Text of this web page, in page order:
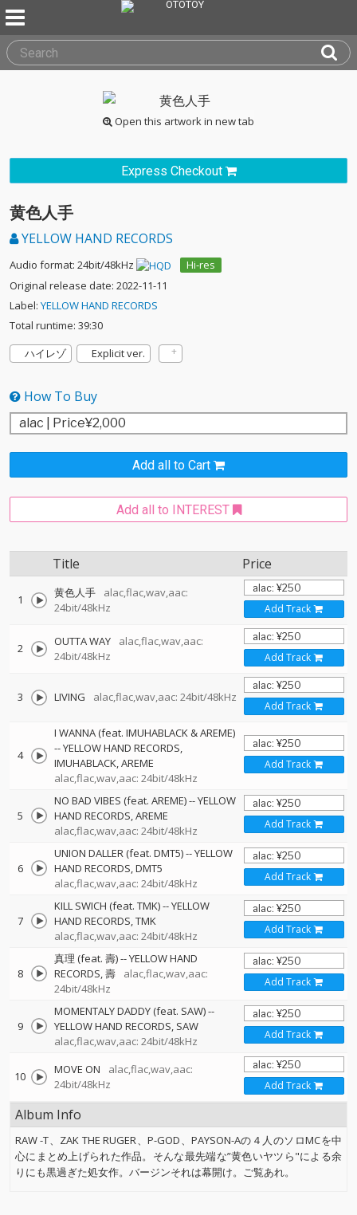
Open this artwork in new tab
Express Checkout
黄色人手
YELLOW HAND RECORDS
Audio format: 24bit/48kHz
Hi-res
Original release date: 2022-11-11
Label: YELLOW HAND RECORDS
Total runtime: 39:30
ハイレゾ
Explicit ver.
How To Buy
Add all to Cart
Add all to INTEREST
Title Price
1 黄色人手
alac,flac,wav,aac:
24bit/48kHz
Add Track
2 OUTTA WAY
alac,flac,wav,aac:
24bit/48kHz
Add Track
3 LIVING alac,flac,wav,aac: 24bit/48kHz
Add Track
4
I WANNA (feat. IMUHABLACK & AREME)
--YELLOW HAND RECORDS
IMUHABLACK AREME
alac,flac,wav,aac: 24bit/48kHz
Add Track
5
NO BAD VIBES (feat. AREME)--YELLOW
HAND RECORDS AREME
alac,flac,wav,aac: 24bit/48kHz
Add Track
6
UNION DALLER (feat. DMT5)--YELLOW
HAND RECORDS DMT5
alac,flac,wav,aac: 24bit/48kHz
Add Track
7
KILL SWICH (feat. TMK)--YELLOW
HAND RECORDS TMK
alac,flac,wav,aac: 24bit/48kHz
Add Track
8
真理 (feat. 壽)--YELLOW HAND
RECORDS 壽
alac,flac,wav,aac:
24bit/48kHz
Add Track
9
MOMENTALY DADDY (feat. SAW)--
YELLOW HAND RECORDS SAW
alac,flac,wav,aac: 24bit/48kHz
Add Track
10 MOVE ON
alac,flac,wav,aac:
24bit/48kHz
Add Track
Album Info
RAW -T、ZAK THE RUGER、P-GOD、PAYSON-Aの４人のソロMCを中
心にまとめ上げられた作品。そんな最先端な”黄色いヤツら"による余
りにも黒過ぎた処女作。バージンそれは幕開け。ご覧あれ。